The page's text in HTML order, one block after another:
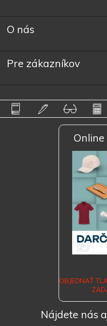
O nás
Pre zákazníkov
OBJEDNAŤ
Nájdete nás